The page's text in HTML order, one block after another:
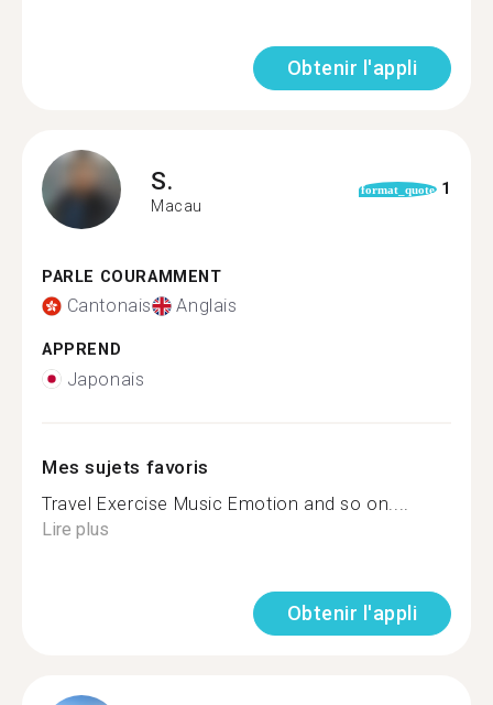
Obtenir l'appli
S.
Macau
format_quote 1
PARLE COURAMMENT
Cantonais Anglais
APPREND
Japonais
Mes sujets favoris
Travel Exercise Music Emotion and so on....
Lire plus
Obtenir l'appli